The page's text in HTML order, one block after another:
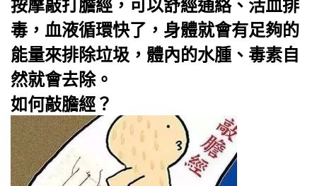
按摩敲打膽經，可以舒經通絡、活血排
毒，血液循環快了，身體就會有足夠的
能量來排除垃圾，體內的水腫、毒素自
然就會去除。
如何敲膽經？